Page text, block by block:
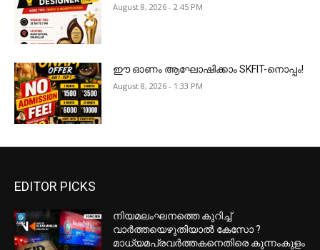
August 8, 2026 - 2:45 PM
ഈ ഓണം ആഘോഷിക്കാം SKFIT-നൊപ്പം!
August 8, 2026 - 1:33 PM
EDITOR PICKS
നിയമലംഘനത്തെ കുറിച്ച്
വാർത്തയെഴുതിയാൽ കേസോ ?
മാധ്യമപ്രവർത്തകനെതിരെ കുന്നംകുളം